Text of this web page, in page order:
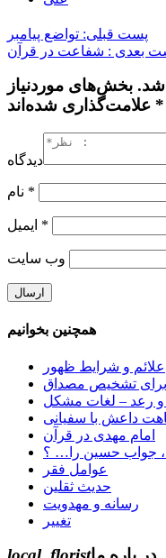
پست قبلی: تواضع پیامبر
بعدی : شفاعت در قرآن
بخش‌های موردنیاز
علامت‌گذاری شده‌اند *
دیدگاه
*
*
وب‌ سایت
همچنین بخوانیم
علائم و شرایط ظهور
برای تشخیص مصداق
رعد – لغات مشکل
داعش با سفیانی
امام مهدی در قرآن
عوامل فقر
حدیث ثقلین
رسانه و مهدویت
تغییر